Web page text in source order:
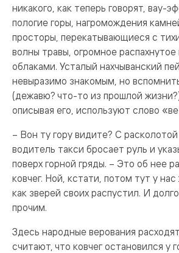
никакого, как теперь говорят, вау-
пологие горы, нагромождения
просторы, перекатывающиеся с
волны травы, огромное
облаками. Усталый нахчыванский
невыразимо знакомым, но
(дежавю? что-то из прошлой
описывая его, используют слово
– Вон ту гору видите? С
водитель такси бросает руль и
поверх горной гряды. – Это об нее
ковчег. Ной, кстати, потом тут у
как зверей своих распустил. И
прочим.
Здесь народные верования
считают, что ковчег остановился у